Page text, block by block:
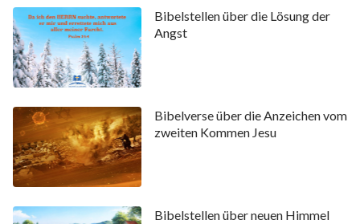
Bibelstellen über die Lösung der
Angst
Bibelverse über die Anzeichen vom
zweiten Kommen Jesu
Bibelstellen über neuen Himmel